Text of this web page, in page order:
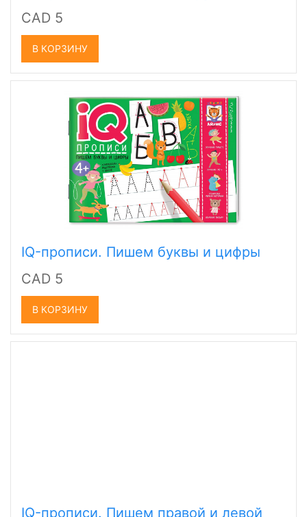
CAD 5
В КОРЗИНУ
IQ-прописи. Пишем буквы и цифры
CAD 5
В КОРЗИНУ
IQ-прописи. Пишем правой и левой